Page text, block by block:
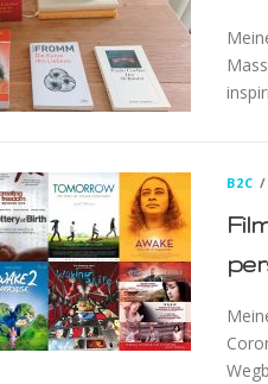
B2C /